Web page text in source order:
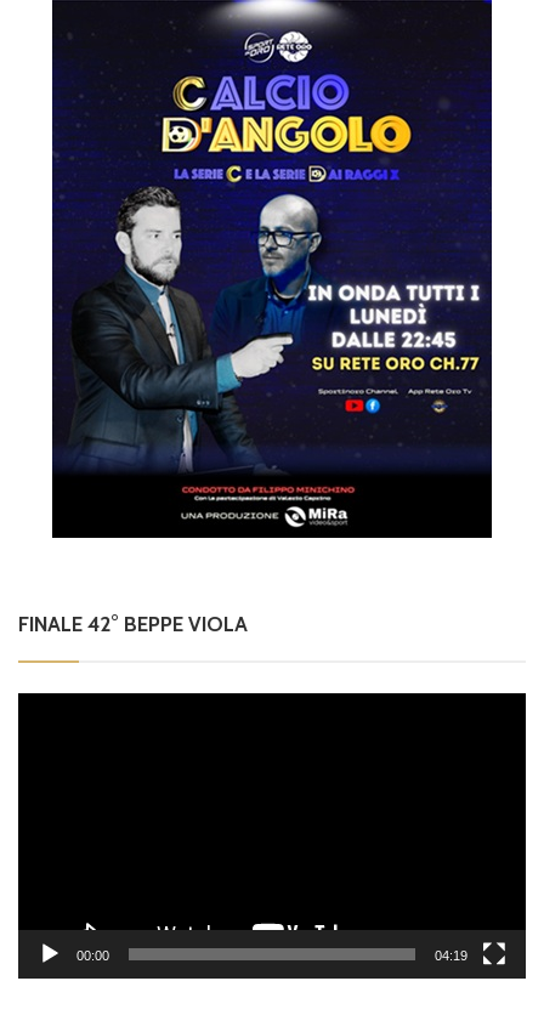
FINALE 42° BEPPE VIOLA
00:00 04:19